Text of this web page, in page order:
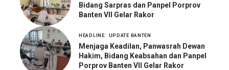
Bidang Sarpras dan Panpel Porprov
Banten VII Gelar Rakor
HEADLINE UPDATE BANTEN
Menjaga Keadilan, Panwasrah Dewan
Hakim, Bidang Keabsahan dan Panpel
Porprov Banten VII Gelar Rakor